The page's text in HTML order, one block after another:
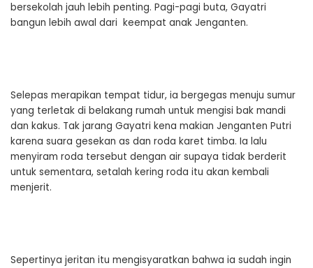
bersekolah jauh lebih penting. Pagi-pagi buta, Gayatri
bangun lebih awal dari keempat anak Jenganten.
Selepas merapikan tempat tidur, ia bergegas menuju sumur
yang terletak di belakang rumah untuk mengisi bak mandi
dan kakus. Tak jarang Gayatri kena makian Jenganten Putri
karena suara gesekan as dan roda karet timba. Ia lalu
menyiram roda tersebut dengan air supaya tidak berderit
untuk sementara, setalah kering roda itu akan kembali
menjerit.
Sepertinya jeritan itu mengisyaratkan bahwa ia sudah ingin